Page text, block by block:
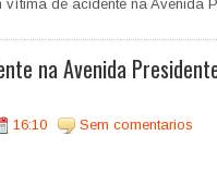
vítima de acidente na Avenida
na Avenida
16:10 Sem comentarios